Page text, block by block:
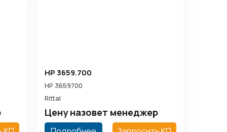
HP 3659.700
HP 3659700
Rittal
Цену назовет менеджер